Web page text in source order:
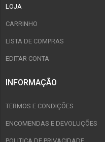
LOJA
CARRINHO
LISTA DE COMPRAS
EDITAR CONTA
INFORMAÇÃO
TERMOS E CONDIÇÕES
ENCOMENDAS E DEVOLUÇÕES